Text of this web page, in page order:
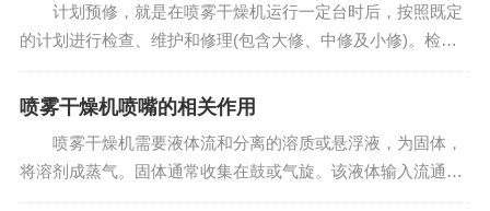
体闪蒸蒸发留下的固体小颗粒。这些收集
室成鼓或旋流器，保...
计划预修，就是在喷雾干燥机运行一定台时后，按照既定
的计划进行检查、维护和修理(包含大修、中修及小修)。检
查、维护和修理的次序与期限，是根据喷雾干燥机的功能、特
点、规格与工作条件确定的。 多年来，国内外先进的
喷雾干燥机喷嘴的相关作用
喷雾干燥机需要液体流和分离的溶质或悬浮液，为固体，
将溶剂成蒸气。固体通常收集在鼓或气旋。该液体输入流通过
喷嘴喷入热蒸汽流和汽化。固体形成水分迅速离开滴。喷嘴通